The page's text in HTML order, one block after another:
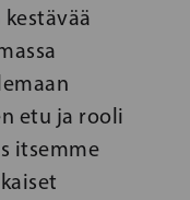
etu ja rooli
itsemme